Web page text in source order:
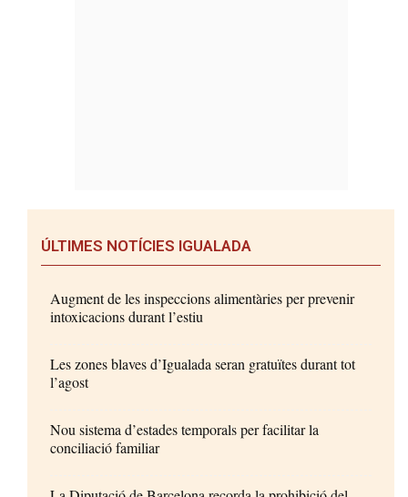
ÚLTIMES NOTÍCIES IGUALADA
Augment de les inspeccions alimentàries per prevenir
intoxicacions durant l’estiu
Les zones blaves d’Igualada seran gratuïtes durant tot
l’agost
Nou sistema d’estades temporals per facilitar la
conciliació familiar